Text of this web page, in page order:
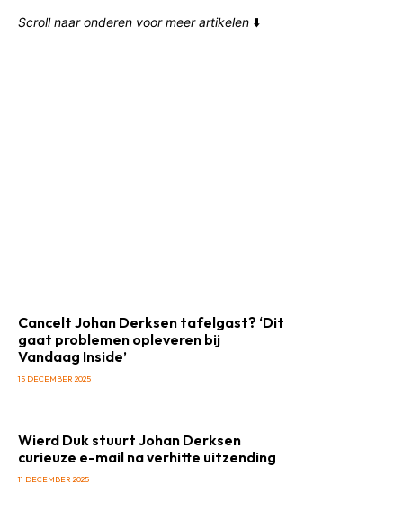
Scroll naar onderen voor meer artikelen ⬇️
Cancelt Johan Derksen tafelgast? ‘Dit
gaat problemen opleveren bij
Vandaag Inside’
15 DECEMBER 2025
Wierd Duk stuurt Johan Derksen
curieuze e-mail na verhitte uitzending
11 DECEMBER 2025